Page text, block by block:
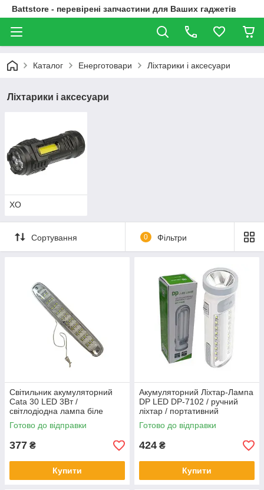
Battstore - перевірені запчастини для Ваших гаджетів
Каталог Енерготовари Ліхтарики і аксесуари
Ліхтарики і аксесуари
XO
Сортування 0 Фільтри
Світильник акумуляторний
Cata 30 LED 3Вт /
світлодіодна лампа біле
світло / CT-9932 / зарядка
220V
Готово до відправки
377 ₴
Купити
Акумуляторний Ліхтар-Лампа
DP LED DP-7102 / ручний
ліхтар / портативний
світильник / ліхтар
Готово до відправки
424 ₴
Купити